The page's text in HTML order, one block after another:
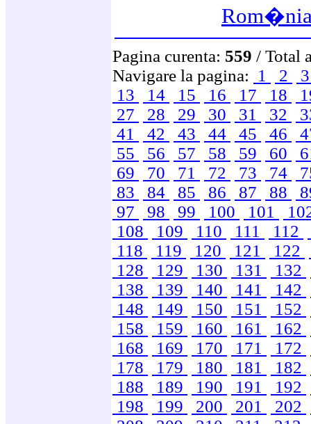
Pagina curenta: 559 / Total
Navigare la pagina: 1 2
13
14 15 16 17 18
27
28 29 30 31 32
41
42 43 44 45 46
55
56 57 58 59 60
69
70 71 72 73 74
83
84 85 86 87 88
97
98 99 100 101
108
109 110 111 112
118
119 120 121 122
128
129 130 131 132
138
139 140 141 142
148
149 150 151 152
158
159 160 161 162
168
169 170 171 172
178
179 180 181 182
188
189 190 191 192
198
199 200 201 202